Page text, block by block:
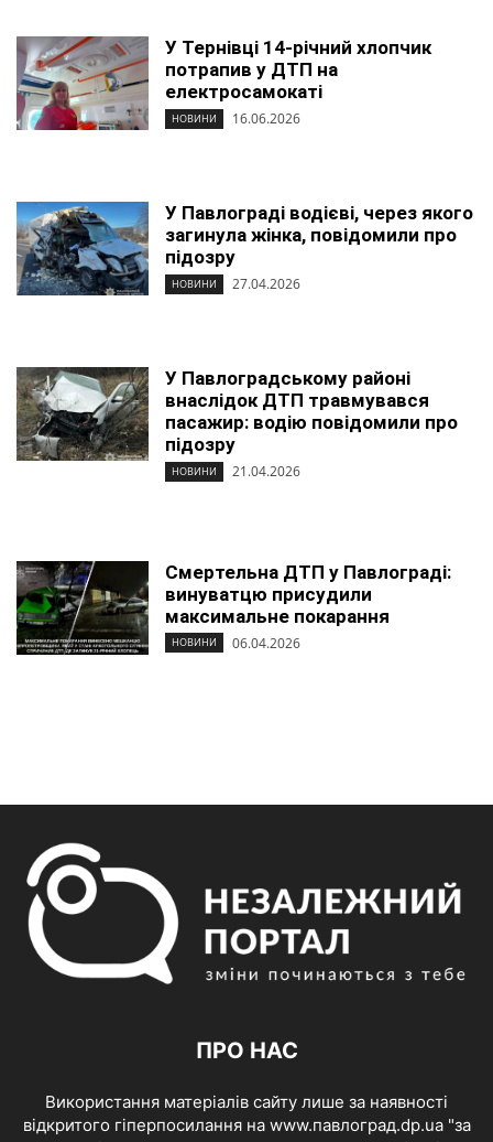
У Тернівці 14-річний хлопчик
потрапив у ДТП на
електросамокаті
НОВИНИ 16.06.2026
У Павлограді водієві, через якого
загинула жінка, повідомили про
підозру
НОВИНИ 27.04.2026
У Павлоградському районі
внаслідок ДТП травмувався
пасажир: водію повідомили про
підозру
НОВИНИ 21.04.2026
Смертельна ДТП у Павлограді:
винуватцю присудили
максимальне покарання
НОВИНИ 06.04.2026
ПРО НАС
Використання матеріалів сайту лише за наявності
відкритого гіперпосилання на www.павлоград.dp.ua "за